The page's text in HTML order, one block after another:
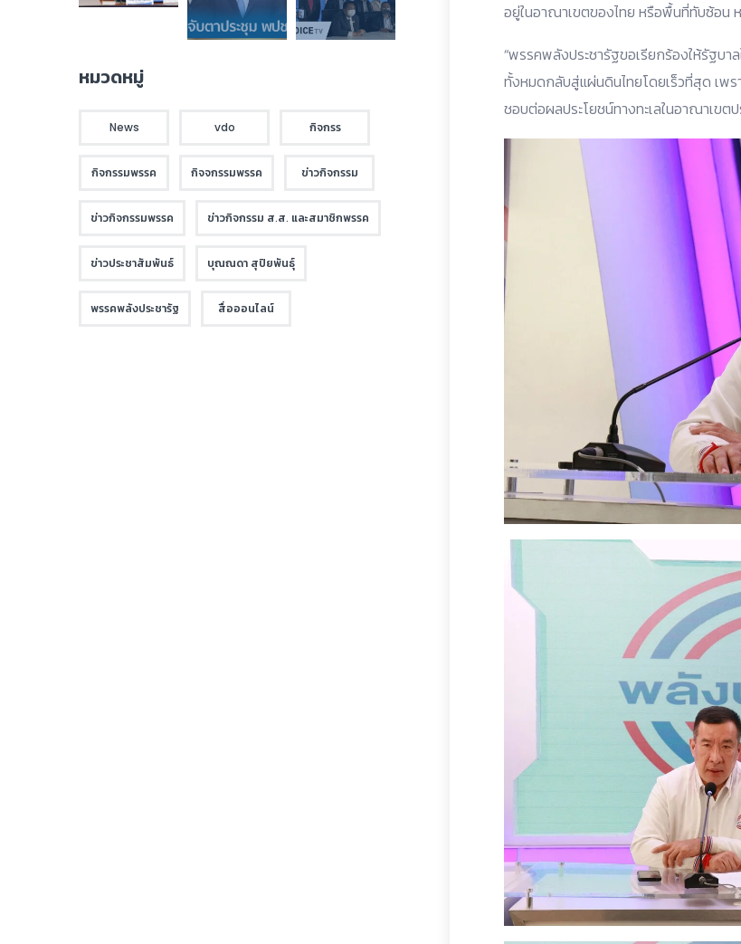
อยู่ในอาณาเขตของไทย หรือพื้นที่ทับซ้อน
“พรรคพลังประชารัฐขอเรียกร้องให้รัฐบ
ทั้งหมดกลับสู่แผ่นดินไทยโดยเร็วที่สุด เพ
ชอบต่อผลประโยชน์ทางทะเลในอาณาเขตป
หมวดหมู่
News vdo กิจกรร
กิจกรรมพรรค กิจจกรรมพรรค ข่าวกิจกรรม
ข่าวกิจกรรมพรรค ข่าวกิจกรรม ส.ส. และสมาชิกพรรค
ข่าวประชาสัมพันธ์ บุณณดา สุปิยพันธุ์
พรรคพลังประชารัฐ สื่อออนไลน์